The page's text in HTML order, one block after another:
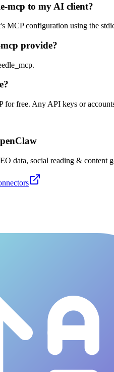
mcp to my AI client?
MCP configuration using the
provide?
for free. Any API keys or
data, social reading & content